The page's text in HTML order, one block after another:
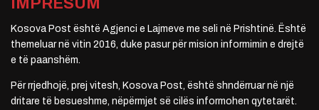
Kosova Post është Agjenci e Lajmeve me seli në Prishtinë. Është
themeluar në vitin 2016, duke pasur për mision informimin e drejtë
e të paanshëm.
Për rrjedhojë, prej vitesh, Kosova Post, është shndërruar në një
dritare të besueshme, nëpërmjet së cilës informohen qytetarët.